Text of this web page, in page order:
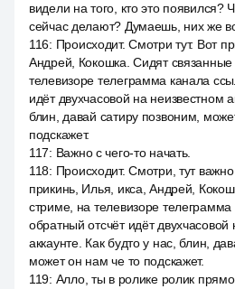
видели на того, кто это появился?
сейчас делают? Думаешь, них же
116: Происходит. Смотри тут. Вот
Андрей, Кокошка. Сидят
телевизоре телеграмма канала
идёт двухчасовой на неизвестном
блин, давай сатиру позвоним,
подскажет.
117: Важно с чего-то начать.
118: Происходит. Смотри, тут
прикинь, Илья, икса, Андрей,
стриме, на телевизоре
обратный отсчёт идёт двухчасовой
аккаунте. Как будто у нас, блин,
может он нам че то подскажет.
119: Алло, ты в ролике ролик